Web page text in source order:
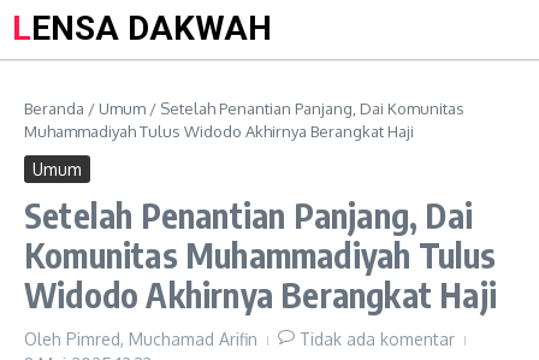
LENSA DAKWAH
Beranda / Umum / Setelah Penantian Panjang, Dai Komunitas
Muhammadiyah Tulus Widodo Akhirnya Berangkat Haji
Umum
Setelah Penantian Panjang, Dai
Komunitas Muhammadiyah Tulus
Widodo Akhirnya Berangkat Haji
Oleh Pimred, Muchamad Arifin
Tidak ada komentar